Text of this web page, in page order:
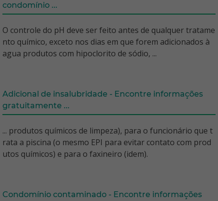
condomínio ...
O controle do pH deve ser feito antes de qualquer tratame
nto químico, exceto nos dias em que forem adicionados à
agua produtos com hipoclorito de sódio, ...
Adicional de insalubridade - Encontre informações
gratuitamente ...
... produtos químicos de limpeza), para o funcionário que t
rata a piscina (o mesmo EPI para evitar contato com prod
utos químicos) e para o faxineiro (idem).
Condomínio contaminado - Encontre informações